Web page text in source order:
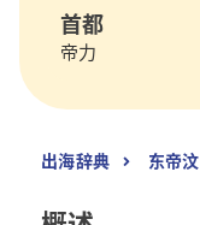
首都
‌帝力‌
出海辞典 东帝汶